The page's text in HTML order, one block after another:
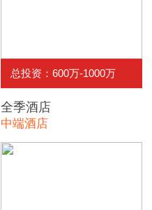
总投资：600万-1000万
全季酒店
中端酒店